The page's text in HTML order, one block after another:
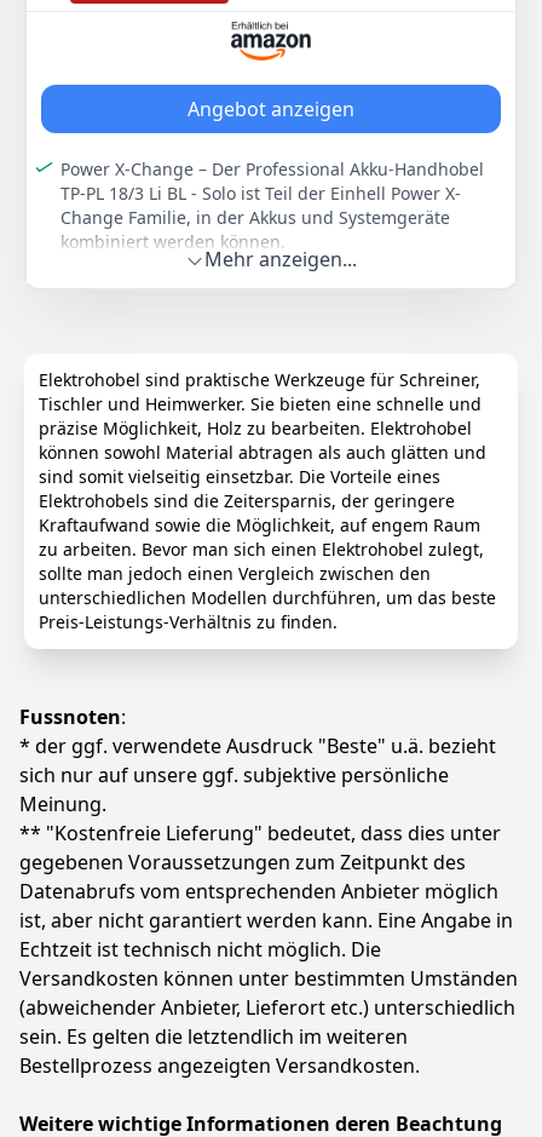
Sauberer Arbeitsplatz – Mithilfe des Absaugadapters
mit 36 mm Durchmesser lassen sich alle passenden
Einhell Nass-Trockensauger an den Handhobel
anschließen.
Lieferung – Der Einhell Handhobel TE-PL 920 wird
inklusive zwei langlebige TCT-Hobelmesser
(Wendemesser) geliefert.
Farbe Hersteller Gewicht
Rot, Schwarz Einhell 3,74 kg
99
Anzeigen
Angebot anzeigen
Power X-Change – Der Professional Akku-Handhobel
TP-PL 18/3 Li BL - Solo ist Teil der Einhell Power X-
Change Familie, in der Akkus und Systemgeräte
kombiniert werden können.
Bürstenloser Motor – Der wartungsarme und
kraftvolle Brushless-Motor sorgt für maximale
Hohe Spantiefe – Mit dem leistungsstarken Handhobel
und der hohen Spantiefe von 3 mm lässt sich zügig
viel Material abtragen. Die Spantiefe lässt sich
stufenlos anpassen.
Fußplatte – Die Fußplatte ist mit 3 V-Nuten zum
einfachen Fasen von Kanten ausgestattet. Ein
automatischer Parkschuh sorgt für den Schutz von
Werkstück und Hobelmesser.
Sauberer Arbeitsplatz – Dank des zweiseitigen
Spanauswurfs ist flexibles Arbeiten möglich und ein Ø
36 mm Absaugadapter passt auf alle Einhell
Nass-/Trockensauger.
einem Parallelanschlag für gerade und präzise
Hobelarbeiten geliefert.
Lieferung ohne Akku – Der Einhell Professional Akku-
Handhobel TP-PL 18/3 Li BL - Solo wird ohne Power X-
Change Akku und Ladegerät geliefert. Diese sind
separat erhältlich.
Farbe Hersteller Gewicht
Rot,schwarz Einhell 2,63 kg
137 89 €
UVP:161,95 € -15%
Anzeigen
Mehr anzeigen...
Elektrohobel sind praktische Werkzeuge für Schreiner,
Tischler und Heimwerker. Sie bieten eine schnelle und
präzise Möglichkeit, Holz zu bearbeiten. Elektrohobel
können sowohl Material abtragen als auch glätten und
sind somit vielseitig einsetzbar. Die Vorteile eines
Elektrohobels sind die Zeitersparnis, der geringere
Kraftaufwand sowie die Möglichkeit, auf engem Raum
zu arbeiten. Bevor man sich einen Elektrohobel zulegt,
sollte man jedoch einen Vergleich zwischen den
unterschiedlichen Modellen durchführen, um das beste
Preis-Leistungs-Verhältnis zu finden.
Fussnoten:
* der ggf. verwendete Ausdruck "Beste" u.ä. bezieht
sich nur auf unsere ggf. subjektive persönliche
Meinung.
** "Kostenfreie Lieferung" bedeutet, dass dies unter
gegebenen Voraussetzungen zum Zeitpunkt des
Datenabrufs vom entsprechenden Anbieter möglich
ist, aber nicht garantiert werden kann. Eine Angabe in
Echtzeit ist technisch nicht möglich. Die
Versandkosten können unter bestimmten Umständen
(abweichender Anbieter, Lieferort etc.) unterschiedlich
sein. Es gelten die letztendlich im weiteren
Bestellprozess angezeigten Versandkosten.
Weitere wichtige Informationen deren Beachtung